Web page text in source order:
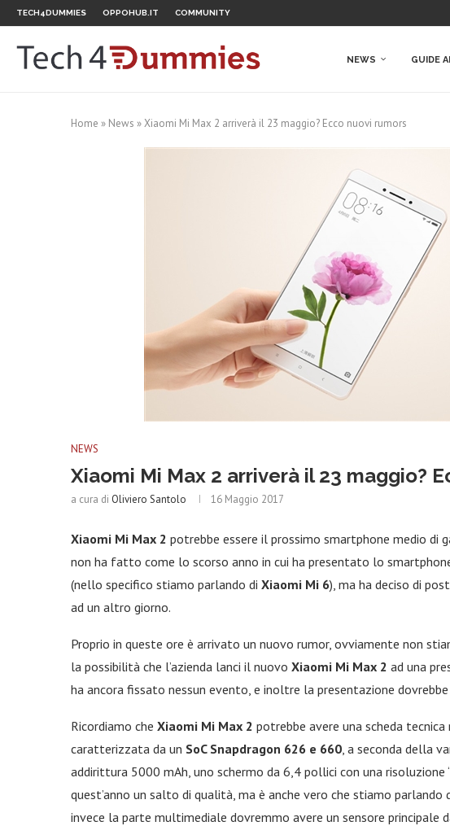
TECH4DUMMIES OPPOHUB.IT COMMUNITY
NEWS GUIDE
Home » News »Xiaomi Mi Max 2 arriverà il 23 maggio? Ecco nuovi rumors
NEWS
Xiaomi Mi Max 2 arriverà il 23 maggio?
a cura di Oliviero Santolo 16 Maggio 2017
Xiaomi Mi Max 2 potrebbe essere il prossimo smartphone medio di
non ha fatto come lo scorso anno in cui ha presentato lo
(nello specifico stiamo parlando di Xiaomi Mi 6), ma ha deciso di
ad un altro giorno.
Proprio in queste ore è arrivato un nuovo rumor, ovviamente non
la possibilità che l’azienda lanci il nuovo Xiaomi Mi Max 2 ad una
ha ancora fissato nessun evento, e inoltre la presentazione
Ricordiamo che Xiaomi Mi Max 2 potrebbe avere una scheda
caratterizzata da un SoC Snapdragon 626 e 660, a seconda della
addirittura 5000 mAh, uno schermo da 6,4 pollici con una
quest’anno un salto di qualità, ma è anche vero che stiamo parlando
invece la parte multimediale dovremmo avere un sensore principale